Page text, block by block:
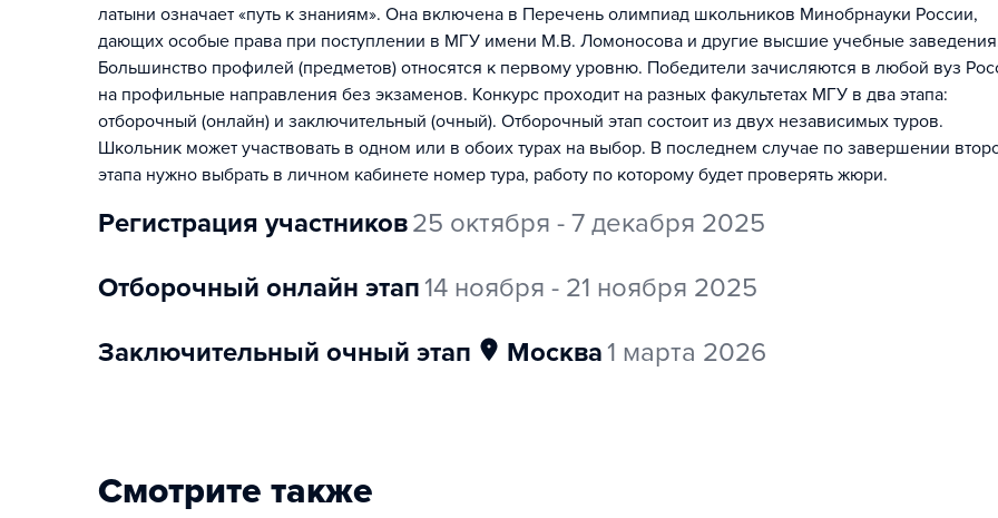
латыни означает «путь к знаниям». Она включена в Перечень олимпиад школьников Минобрнауки России,
дающих особые права при поступлении в МГУ имени М.В. Ломоносова и другие высшие учебные
Большинство профилей (предметов) относятся к первому уровню. Победители зачисляются в любой вуз
на профильные направления без экзаменов. Конкурс проходит на разных факультетах МГУ в два этапа:
отборочный (онлайн) и заключительный (очный). Отборочный этап состоит из двух независимых туров.
Школьник может участвовать в одном или в обоих турах на выбор. В последнем случае по завершении
этапа нужно выбрать в личном кабинете номер тура, работу по которому будет проверять жюри.
регистрация участников25 октября - 7 декабря 2025
отборочный онлайн этап 14 ноября - 21 ноября 2025
заключительный очный этап
Москва 1 марта 2026
Смотрите также